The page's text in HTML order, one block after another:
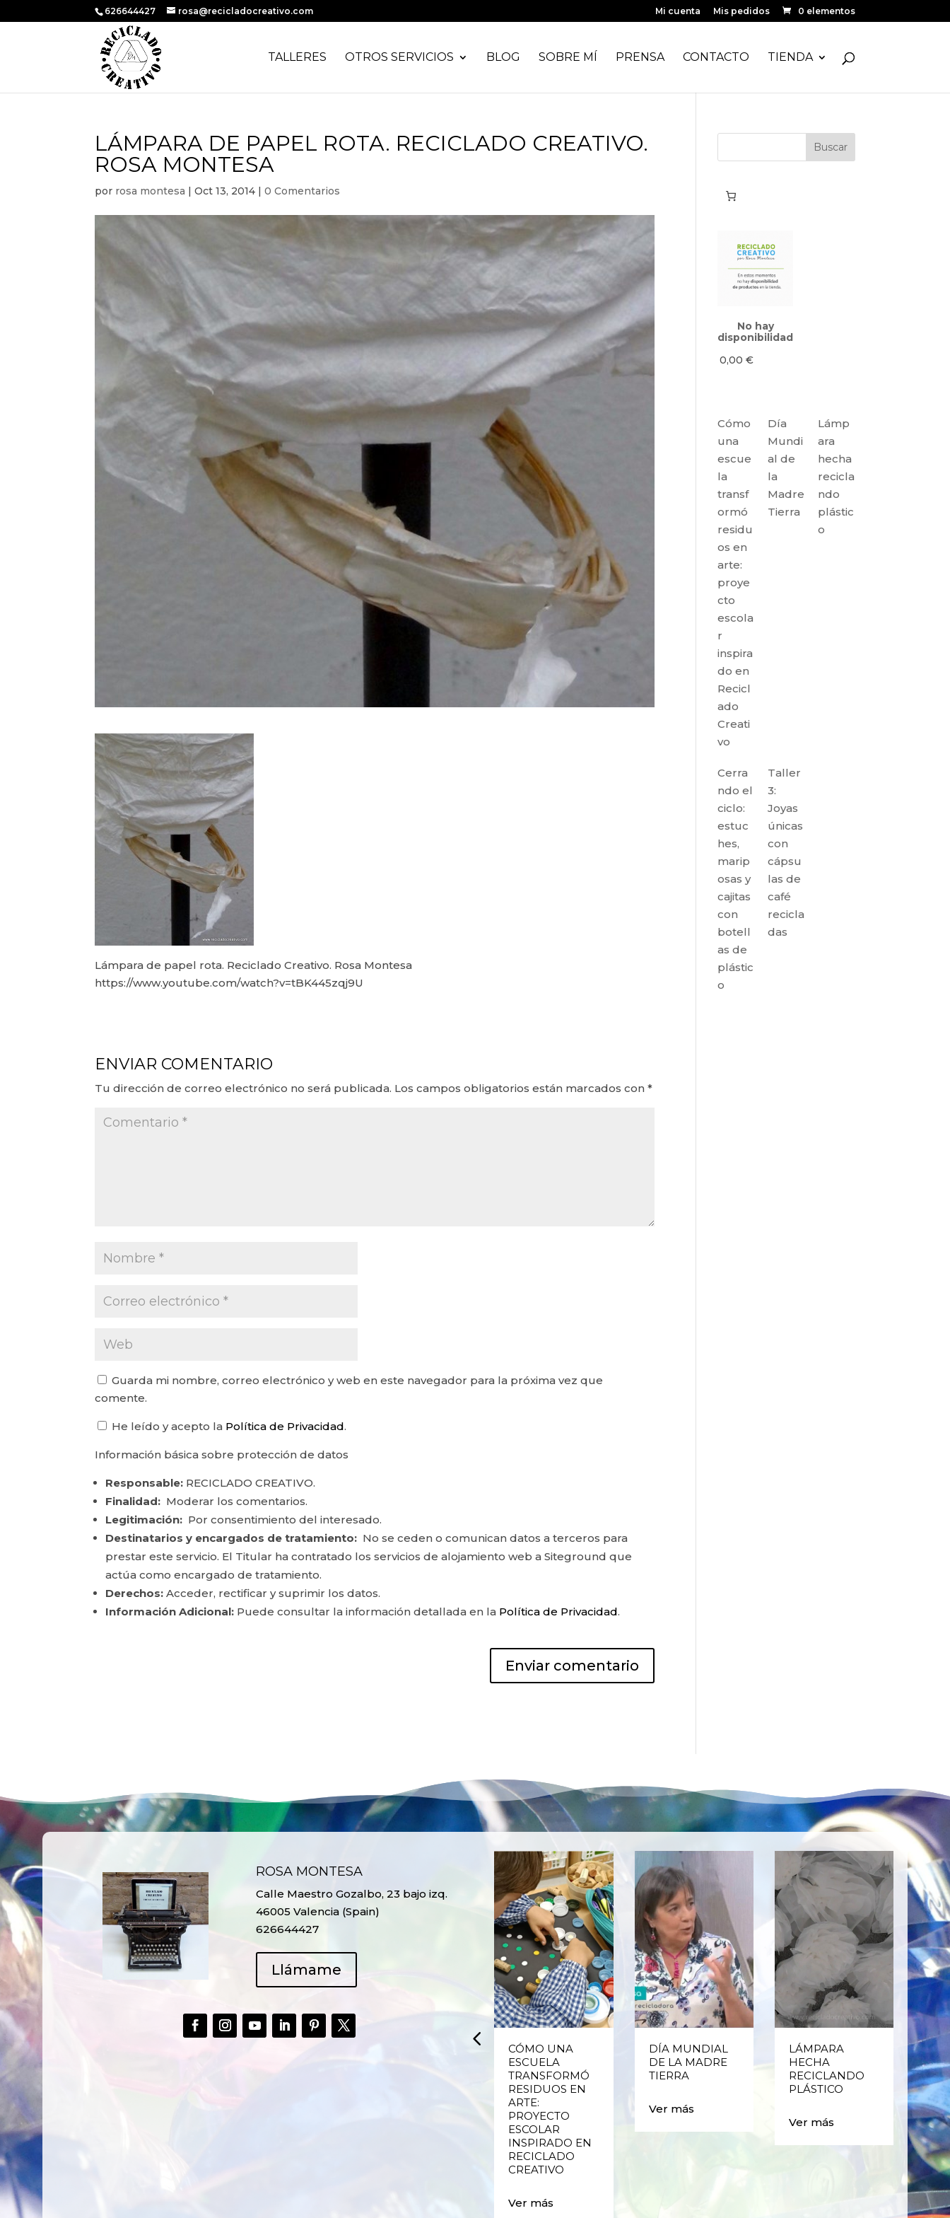
626644427 rosa@recicladocreativo.com Mi cuenta Mis pedidos 0 elementos
TALLERES OTROS SERVICIOS BLOG SOBRE MÍ PRENSA CONTACTO TIENDA
LÁMPARA DE PAPEL ROTA. RECICLADO CREATIVO.
ROSA MONTESA
por rosa montesa |Oct 13, 2014 |0 Comentarios
Lámpara de papel rota. Reciclado Creativo. Rosa Montesa
https://www.youtube.com/watch?v=tBK445zqj9U
ENVIAR COMENTARIO
Tu dirección de correo electrónico no será publicada. Los campos obligatorios están marcados con*
Guarda mi nombre, correo electrónico y web en este navegador para la próxima vez que
comente.
He leído y acepto la Política de Privacidad.
Información básica sobre protección de datos
Responsable: RECICLADO CREATIVO.
Finalidad: Moderar los comentarios.
Legitimación: Por consentimiento del interesado.
Destinatarios y encargados de tratamiento: No se ceden o comunican datos a terceros para
prestar este servicio. El Titular ha contratado los servicios de alojamiento web a Siteground que
actúa como encargado de tratamiento.
Derechos: Acceder, rectificar y suprimir los datos.
Información Adicional: Puede consultar la información detallada en la Política de Privacidad.
No hay
disponibilidad
0,00€
Cómo
una
escue
la
transf
ormó
residu
os en
arte:
proye
cto
escola
r
inspira
do en
Recicl
ado
Creati
vo
Día
Mundi
al de
la
Madre
Tierra
Lámp
ara
hecha
recicla
ndo
plástic
o
Cerra
ndo el
ciclo:
estuc
hes,
marip
osas y
cajitas
con
botell
as de
plástic
o
Taller
3:
Joyas
únicas
con
cápsu
las de
café
recicla
das
ROSA MONTESA
Calle Maestro Gozalbo, 23 bajo izq.
46005 Valencia (Spain)
626644427
Llámame
RECICLADO EN
CÓMO UNA
ESCUELA
TRANSFORMÓ
RESIDUOS EN
ARTE:
PROYECTO
ESCOLAR
INSPIRADO EN
RECICLADO
CREATIVO
Ver más
DÍA MUNDIAL
DE LA MADRE
TIERRA
Ver más
LÁMPARA
HECHA
RECICLANDO
PLÁSTICO
Ver más